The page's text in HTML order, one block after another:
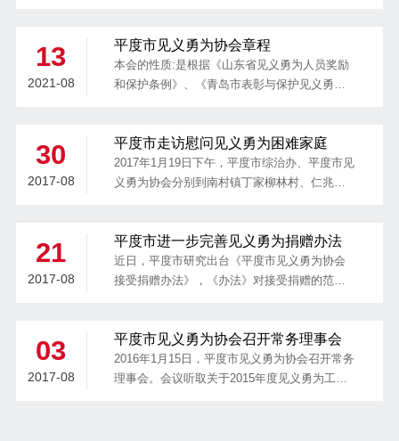
勇为协会章程》，制定本办法。
13
2021-08
平度市见义勇为协会章程
本会的性质:是根据《山东省见义勇为人员奖励
和保护条例》、《青岛市表彰与保护见义勇为
织。
30
2017-08
平度市走访慰问见义勇为困难家庭
2017年1月19日下午，平度市综治办、平度市见
义勇为协会分别到南村镇丁家柳林村、仁兆镇
21
2017-08
平度市进一步完善见义勇为捐赠办法
近日，平度市研究出台《平度市见义勇为协会
接受捐赠办法》，《办法》对接受捐赠的范
道，建立健全基金募集工作长效机制，为推动
见义勇为事业健康有序发展提供了保障。
03
2017-08
平度市见义勇为协会召开常务理事会
2016年1月15日，平度市见义勇为协会召开常务
理事会。会议听取关于2015年度见义勇为工作